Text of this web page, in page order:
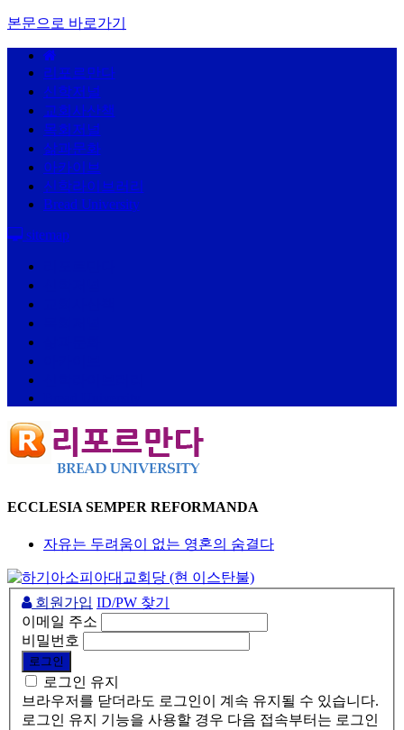
본문으로 바로가기
리포르만다
신학저널
교회사산책
목회저널
삶과문화
아카이브
신학라이브러리
Bread University
sitemap
ECCLESIA SEMPER REFORMANDA
자유는 두려움이 없는 영혼의 숨결다
회원가입 ID/PW 찾기
이메일 주소
비밀번호
로그인 유지
브라우저를 닫더라도 로그인이 계속 유지될 수 있습니다.
로그인 유지 기능을 사용할 경우 다음 접속부터는 로그인